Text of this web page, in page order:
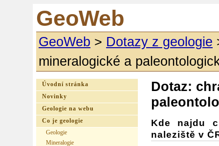
GeoWeb
GeoWeb > Dotazy z geologie
mineralogické a
Dotaz:
Kde najdu
naleziště v
Úvodní stránka
Novinky
Geologie na webu
Co je geologie
Geologie
Mineralogie